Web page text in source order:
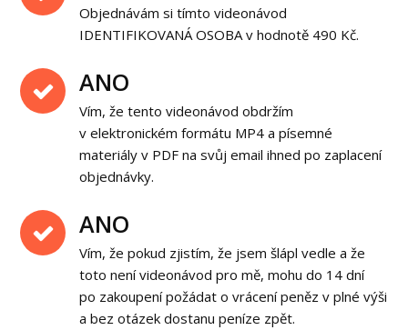
Objednávám si tímto videonávod
IDENTIFIKOVANÁ OSOBA v hodnotě 490 Kč.
ANO
Vím, že tento videonávod obdržím
v elektronickém formátu MP4 a písemné
materiály v PDF na svůj email ihned po zaplacení
objednávky.
ANO
Vím, že pokud zjistím, že jsem šlápl vedle a že
toto není videonávod pro mě, mohu do 14 dní
po zakoupení požádat o vrácení peněz v plné výši
a bez otázek dostanu peníze zpět.